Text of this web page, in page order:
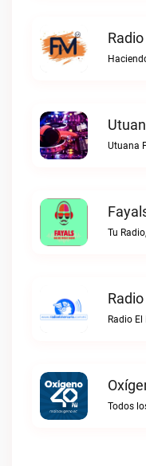
Utuana
Tu
Radio
Todos